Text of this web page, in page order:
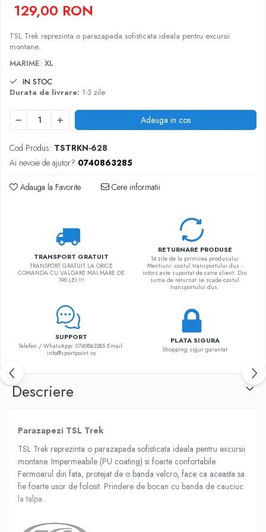
Rucsaci impermeabili
Borsete si Portofele
Accesorii
CORTURI
Corturi 2 persoane
Corturi 4 persoane
IMBRACAMINTE
Sosete
Accesorii
Produse de Intretinere
Barbati
Jachete
Sosete
Bandane
Imbracaminte de corp
Copii
129,00 RON
TSL Trek reprezinta o parazapada sofisticata ideala pentru excursii
montane.
MARIME: XL
IN STOC
Durata de livrare: 1-3 zile
Adauga in cos
Cod Produs: TSTRKN-628
Ai nevoie de ajutor? 0740863285
Adauga la Favorite Cere informatii
TRANSPORT GRATUIT
TRANSPORT GRATUIT LA ORICE
COMANDA CU VALOARE MAI MARE DE
190 LEI !!!
RETURNARE PRODUSE
14 zile de la primirea produsului
Mentiuni: costul transportului dus -
intors este suportat de catre client. Din
suma de returnat se scade costul
transportului dus.
SUPPORT
Telefon / WhatsApp: 0740863285 Email:
info@sportpoint.ro
PLATA SIGURA
Shopping sigur garantat
Descriere
Parazapezi TSL Trek
TSL Trek reprezinta o parazapada sofisticata ideala pentru excursii
montane. Impermeabile (PU coating) si foarte confortabile.
Fermoarul din fata, protejat de o banda velcro, face ca aceasta sa
fie foarte usor de folosit. Prindere de bocan cu banda de cauciuc
la talpa.